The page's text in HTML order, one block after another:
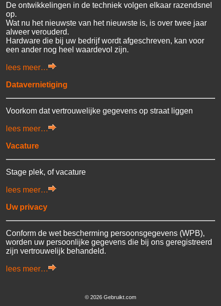
De ontwikkelingen in de techniek volgen elkaar razendsnel
op.
Wat nu het nieuwste van het nieuwste is, is over twee jaar
alweer verouderd.
Hardware die bij uw bedrijf wordt afgeschreven, kan voor
een ander nog heel waardevol zijn.
lees meer…
Datavernietiging
Voorkom dat vertrouwelijke gegevens op straat liggen
lees meer…
Vacature
Stage plek, of vacature
lees meer…
Uw privacy
Conform de wet bescherming persoonsgegevens (WPB),
worden uw persoonlijke gegevens die bij ons geregistreerd
zijn vertrouwelijk behandeld.
lees meer…
© 2026 Gebruikt.com